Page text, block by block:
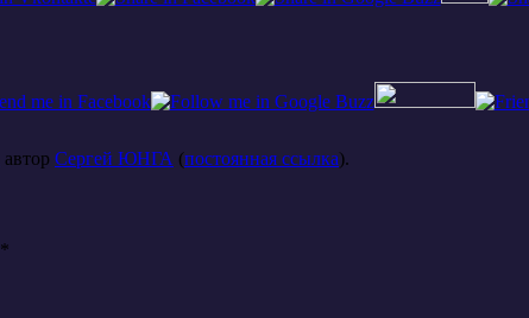
автор Сергей ЮНГА (постоянная ссылка).
*